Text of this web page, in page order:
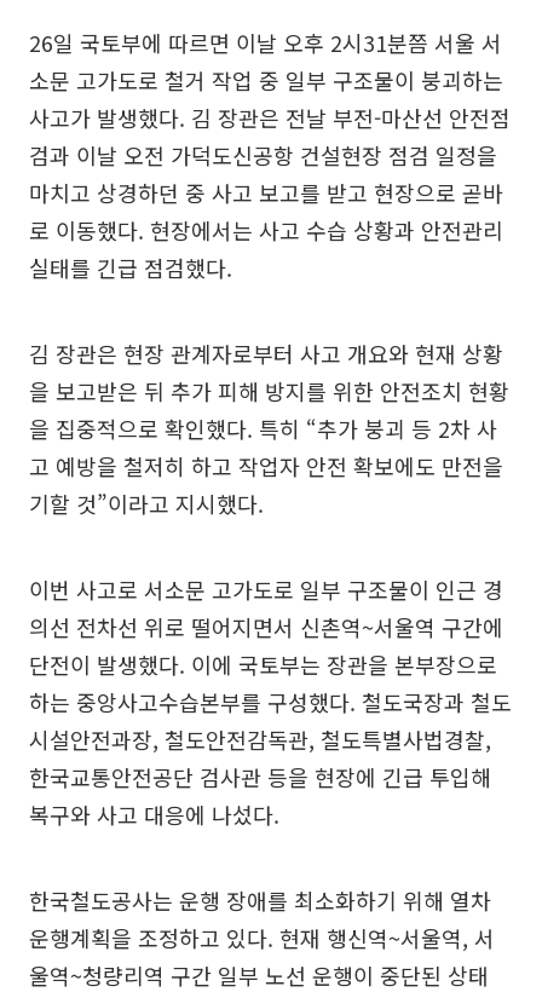
26일 국토부에 따르면 이날 오후 2시31분쯤 서울 서
소문 고가도로 철거 작업 중 일부 구조물이 붕괴하는
사고가 발생했다. 김 장관은 전날 부전-마산선 안전점
검과 이날 오전 가덕도신공항 건설현장 점검 일정을
마치고 상경하던 중 사고 보고를 받고 현장으로 곧바
로 이동했다. 현장에서는 사고 수습 상황과 안전관리
실태를 긴급 점검했다.
김 장관은 현장 관계자로부터 사고 개요와 현재 상황
을 보고받은 뒤 추가 피해 방지를 위한 안전조치 현황
을 집중적으로 확인했다. 특히 “추가 붕괴 등 2차 사
고 예방을 철저히 하고 작업자 안전 확보에도 만전을
기할 것”이라고 지시했다.
이번 사고로 서소문 고가도로 일부 구조물이 인근 경
의선 전차선 위로 떨어지면서 신촌역~서울역 구간에
단전이 발생했다. 이에 국토부는 장관을 본부장으로
하는 중앙사고수습본부를 구성했다. 철도국장과 철도
시설안전과장, 철도안전감독관, 철도특별사법경찰,
한국교통안전공단 검사관 등을 현장에 긴급 투입해
복구와 사고 대응에 나섰다.
한국철도공사는 운행 장애를 최소화하기 위해 열차
운행계획을 조정하고 있다. 현재 행신역~서울역, 서
울역~청량리역 구간 일부 노선 운행이 중단된 상태